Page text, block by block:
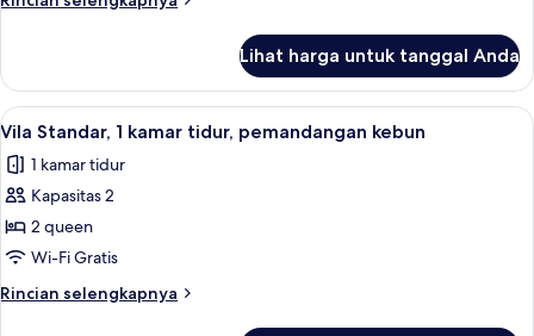
Vila
Standar
Lihat harga untuk tanggal Anda
Lihat
semua
foto
untuk
Vila
Standar,
1
kamar
Vila Standar, 1 kamar tidur,
3
Vila Standar, 1 kamar tidur, pemandangan kebun
1 kamar tidur
Kapasitas 2
2 queen
Wi-Fi Gratis
Rincian selengkapnya
Rincian